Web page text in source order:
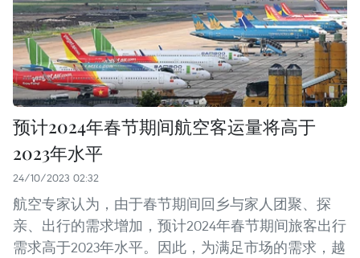
预计2024年春节期间航空客运量将高于
2023年水平
24/10/2023 02:32
航空专家认为，由于春节期间回乡与家人团聚、探
亲、出行的需求增加，预计2024年春节期间旅客出行
需求高于2023年水平。因此，为满足市场的需求，越